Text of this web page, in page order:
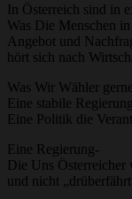
In Österreich sind in
Was Die Menschen
Angebot und
hört sich nach
Was Wir Wähler
Eine stabile
Eine Politik die
Eine Regierung-
Die Uns Österreicher
und nicht